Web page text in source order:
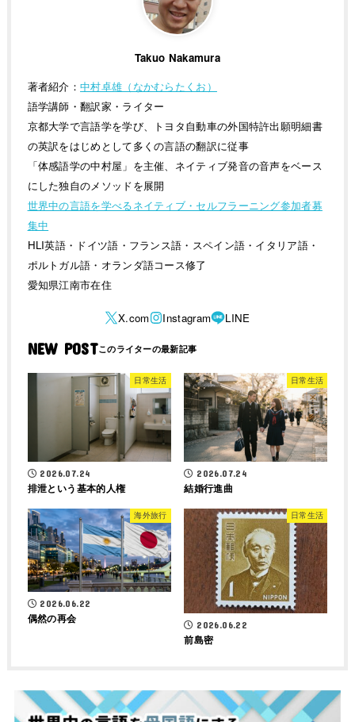
Takuo Nakamura
著者紹介：中村卓雄（なかむらたくお）
語学講師・翻訳家・ライター
京都大学で言語学を学び、トヨタ自動車の外国特許出願明細書
の英訳をはじめとして多くの言語の翻訳に従事
「体感語学の中村屋」を主催、ネイティブ発音の音声をベース
にした独自のメソッドを展開
世界中の言語を学べるネイティブ・セルフラーニング参加者募
集中
HLI英語・ドイツ語・フランス語・スペイン語・イタリア語・
ポルトガル語・オランダ語コース修了
愛知県江南市在住
NEW POST
日常生活
2026.07.24
排泄という基本的人権
日常生活
2026.07.24
結婚行進曲
海外旅行
2026.06.22
偶然の再会
日常生活
2026.06.22
前島密